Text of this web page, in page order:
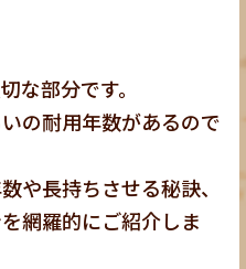
な部分です。
の耐用年数があるので
や長持ちさせる秘訣、
網羅的にご紹介しま